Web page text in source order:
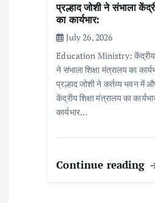
प्रल्हाद जोशी ने संभाला
का कार्यभार:
July 26, 2026
Education Ministry: केंद्रीय
ने संभाला शिक्षा मंत्रालय का
प्रल्हाद जोशी ने कर्तव्य भवन में
केंद्रीय शिक्षा मंत्रालय का
कार्यभार…
Continue reading